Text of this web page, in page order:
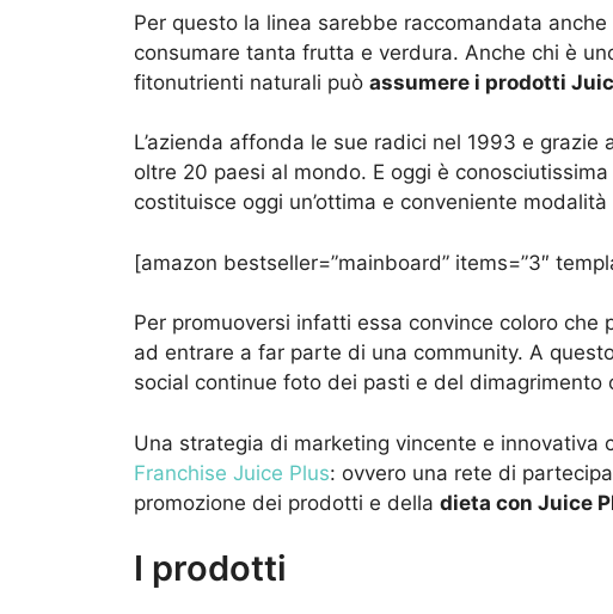
Per questo la linea sarebbe raccomandata
consumare tanta frutta e verdura. Anche chi è
fitonutrienti naturali può assumere i prodotti
L’azienda affonda le sue radici nel 1993 e
oltre 20 paesi al mondo. E oggi è
costituisce oggi un’ottima e conveniente
[amazon bestseller=”mainboard” items=”3″
Per promuoversi infatti essa convince coloro che
ad entrare a far parte di una community. A
social continue foto dei pasti e del dimagrimento
Una strategia di marketing vincente e innovativa
Franchise Juice Plus: ovvero una rete di
promozione dei prodotti e della dieta con Juice
I prodotti